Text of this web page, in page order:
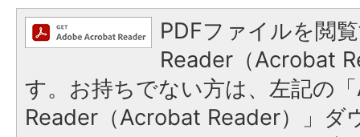
PDFファイルを閲
Reader（Acrobat
す。お持ちでない方は、左記の
Reader（Acrobat Reader）」ダ